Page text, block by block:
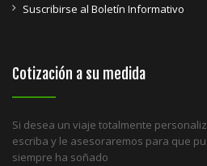
Suscribirse al Boletín Informativo
Cotización a su medida
Si desea un viaje totalmente
escriba y le asesoraremos para que
siempre ha soñado